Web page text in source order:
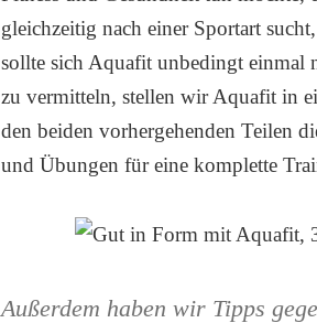
gleichzeitig nach einer Sportart
sollte sich Aquafit unbedingt einmal
zu vermitteln, stellen wir Aquafit in
den beiden vorhergehenden Teilen
und Übungen für eine komplette
Außerdem haben wir Tipps